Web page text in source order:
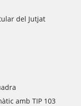
del Jutjat
amb TIP 103